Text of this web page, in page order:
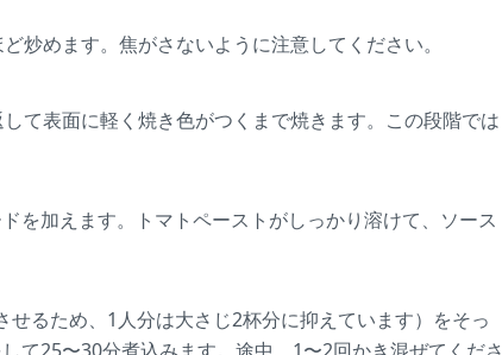
炒めます。焦がさないように注意してください。
て表面に軽く焼き色がつくまで焼きます。この段階では
を加えます。トマトペーストがしっかり溶けて、ソース
るため、1人分は大さじ2杯分に抑えています）をそっ